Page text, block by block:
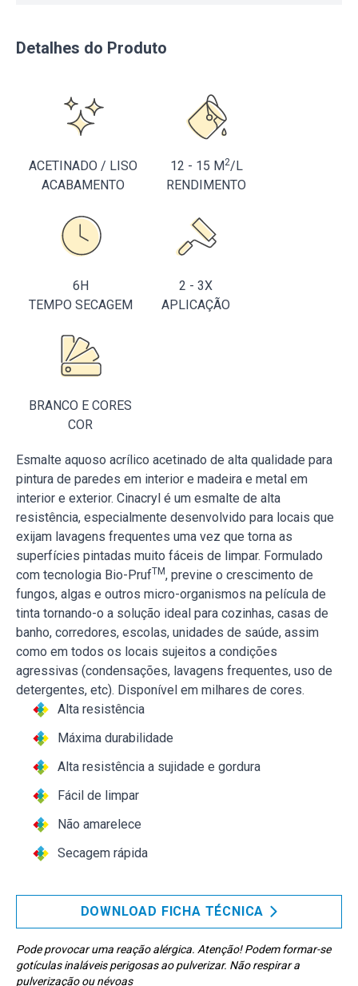
Detalhes do Produto
ACETINADO / LISO
ACABAMENTO
12 - 15 M2/L
RENDIMENTO
6H
TEMPO SECAGEM
2 - 3X
APLICAÇÃO
BRANCO E CORES
COR
Esmalte aquoso acrílico acetinado de alta qualidade para
pintura de paredes em interior e madeira e metal em
interior e exterior. Cinacryl é um esmalte de alta
resistência, especialmente desenvolvido para locais que
exijam lavagens frequentes uma vez que torna as
superfícies pintadas muito fáceis de limpar. Formulado
com tecnologia Bio-PrufTM, previne o crescimento de
fungos, algas e outros micro-organismos na película de
tinta tornando-o a solução ideal para cozinhas, casas de
banho, corredores, escolas, unidades de saúde, assim
como em todos os locais sujeitos a condições
agressivas (condensações, lavagens frequentes, uso de
detergentes, etc). Disponível em milhares de cores.
Alta resistência
Máxima durabilidade
Alta resistência a sujidade e gordura
Fácil de limpar
Não amarelece
Secagem rápida
DOWNLOAD FICHA TÉCNICA
Pode provocar uma reação alérgica. Atenção! Podem formar-se
gotículas inaláveis perigosas ao pulverizar. Não respirar a
pulverização ou névoas